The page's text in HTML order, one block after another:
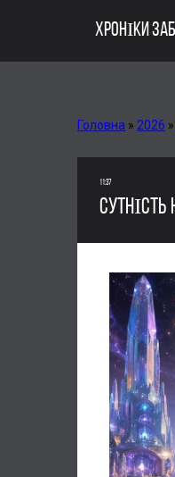
ХРОНІКИ
Головна » 2026 »
11:37
СУТНІСТЬ